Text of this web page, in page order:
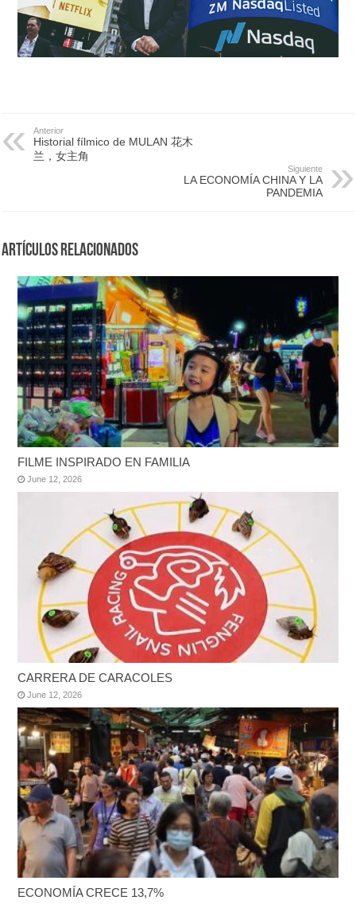
Anterior
Historial fílmico de MULAN 花木
兰，女主角
Siguiente
LA ECONOMÍA CHINA Y LA
PANDEMIA
Artículos Relacionados
FILME INSPIRADO EN FAMILIA
June 12, 2026
CARRERA DE CARACOLES
June 12, 2026
ECONOMÍA CRECE 13,7%